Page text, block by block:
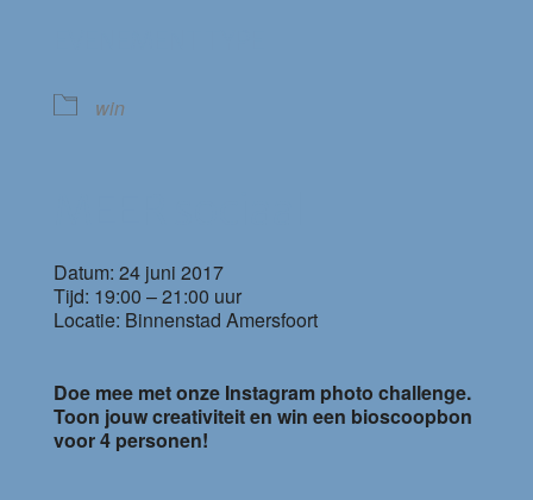
win
Datum: 24 juni 2017
Tijd: 19:00 – 21:00 uur
Locatie: Binnenstad Amersfoort
Doe mee met onze Instagram photo challenge.
Toon jouw creativiteit en win een bioscoopbon
voor 4 personen!